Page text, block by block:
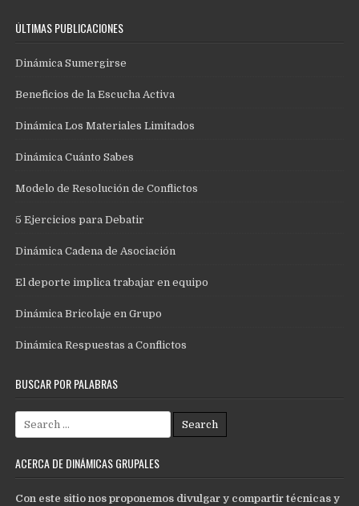
ÚLTIMAS PUBLICACIONES
Dinámica Sumergirse
Beneficios de la Escucha Activa
Dinámica Los Materiales Limitados
Dinámica Cuánto Sabes
Modelo de Resolución de Conflictos
5 Ejercicios para Debatir
Dinámica Cadena de Asociación
El deporte implica trabajar en equipo
Dinámica Bricolaje en Grupo
Dinámica Respuestas a Conflictos
BUSCAR POR PALABRAS
Search
for:
ACERCA DE DINÁMICAS GRUPALES
Con este sitio nos proponemos divulgar y compartir técnicas y